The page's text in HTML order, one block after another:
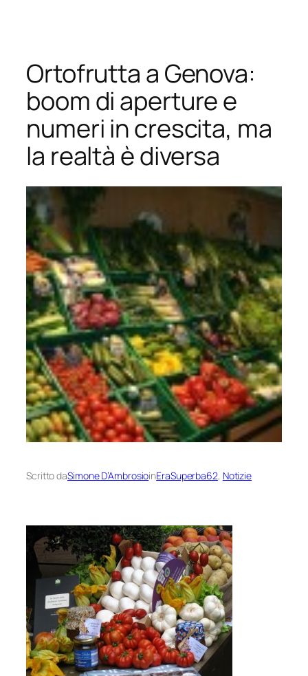
contenuto
Ortofrutta a Genova:
boom di aperture e
numeri in crescita, ma
la realtà è diversa
Scritto daSimone D’AmbrosioinEraSuperba62, Notizie